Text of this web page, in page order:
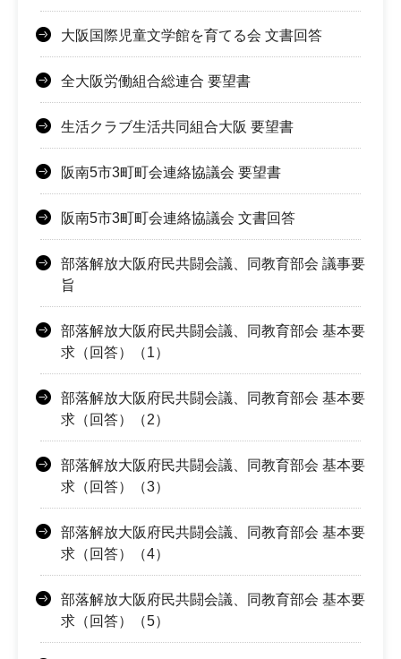
大阪国際児童文学館を育てる会 文書回答
全大阪労働組合総連合 要望書
生活クラブ生活共同組合大阪 要望書
阪南5市3町町会連絡協議会 要望書
阪南5市3町町会連絡協議会 文書回答
部落解放大阪府民共闘会議、同教育部会 議事要
旨
部落解放大阪府民共闘会議、同教育部会 基本要
求（回答）（1）
部落解放大阪府民共闘会議、同教育部会 基本要
求（回答）（2）
部落解放大阪府民共闘会議、同教育部会 基本要
求（回答）（3）
部落解放大阪府民共闘会議、同教育部会 基本要
求（回答）（4）
部落解放大阪府民共闘会議、同教育部会 基本要
求（回答）（5）